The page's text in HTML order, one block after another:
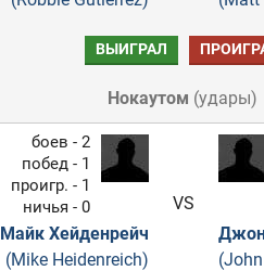
ВЫИГРАЛ
Нокаутом (удары)
боев - 2
побед - 1
проигр. - 1
ничья - 0
Майк Хейденрейч
(Mike Heidenreich)
VS